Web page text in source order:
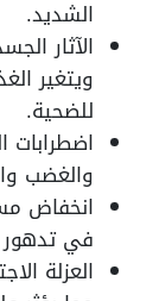
الشديد.
الآثار
ويتغير
للضحية.
اضطرابات
والغضب
انخفاض
في تدهور
العزلة